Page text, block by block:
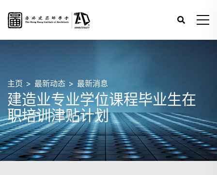
主页 最新动态 最新消息
建造业专业学位课程毕业生在
职培训津贴计划